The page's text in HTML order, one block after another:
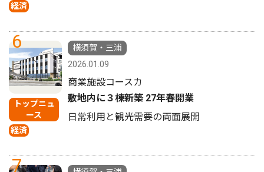
経済
6
トップニュ
ース
経済
横須賀・三浦
2026.01.09
商業施設コースカ
敷地内に３棟新築 27年春開業
日常利用と観光需要の両面展開
7